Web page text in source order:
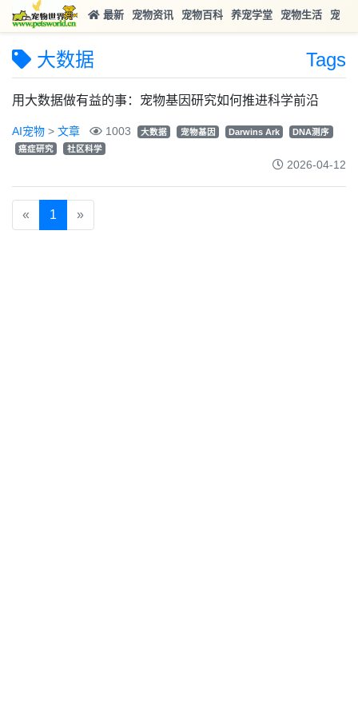
最新 宠物资讯 宠物百科 养宠学堂 宠物生活 宠物
大数据 Tags
用大数据做有益的事：宠物基因研究如何推进科学前沿
AI宠物 > 文章 1003 大数据 宠物基因 Darwins Ark
DNA测序
癌症研究
社区科学
2026-04-12
« 1 »